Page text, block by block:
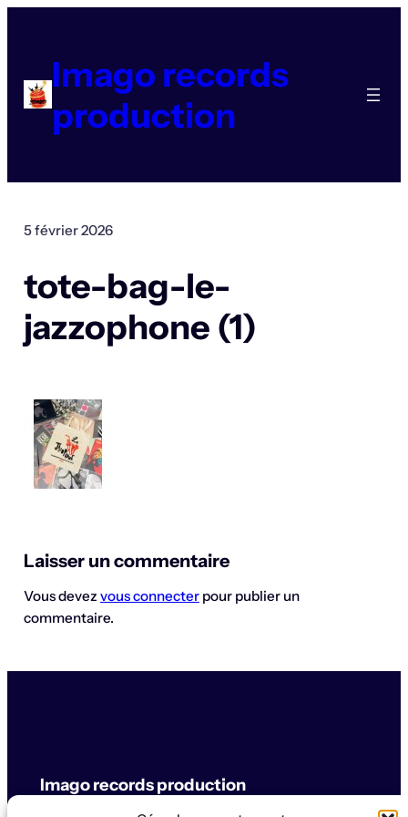
contenuImago records
production
5 février 2026
tote-bag-le-
jazzophone (1)
Laisser un commentaire
Vous devez vous connecterpour publier un
commentaire.
Imago records production